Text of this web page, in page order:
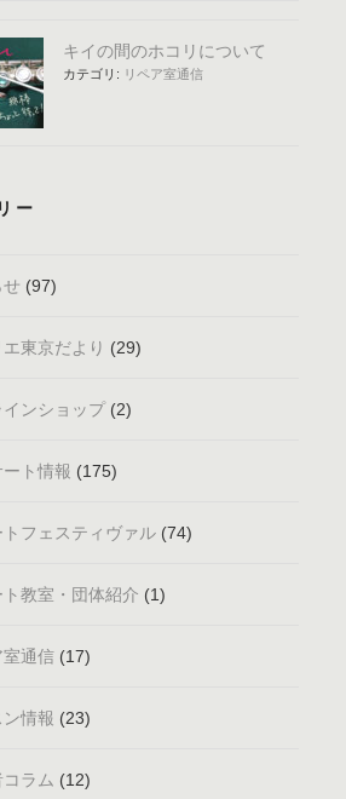
キイの間のホコリについて
カテゴリ: リペア室通信
ー
(97)
東京だより (29)
インショップ(2)
ート情報 (175)
トフェスティヴァル(74)
ト教室・団体紹介 (1)
室通信(17)
ン情報 (23)
ラム (12)